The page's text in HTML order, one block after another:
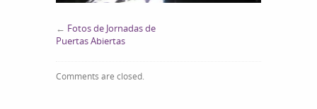
← Fotos de Jornadas de
Puertas Abiertas
Comments are closed.